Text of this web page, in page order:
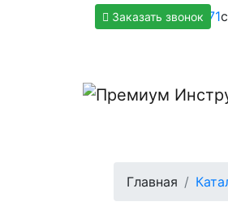
+7(800)500-1271
Заказать звонок
Главная